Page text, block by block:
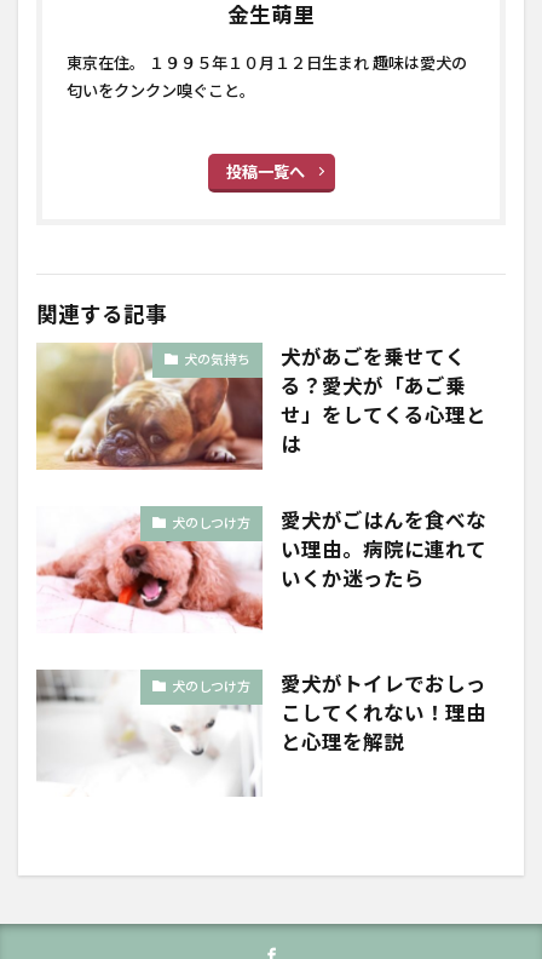
金生萌里
東京在住。 １９９５年１０月１２日生まれ 趣味は愛犬の
匂いをクンクン嗅ぐこと。
投稿一覧へ
関連する記事
犬の気持ち
犬があごを乗せてく
る？愛犬が「あご乗
せ」をしてくる心理と
は
犬のしつけ方
愛犬がごはんを食べな
い理由。病院に連れて
いくか迷ったら
犬のしつけ方
愛犬がトイレでおしっ
こしてくれない！理由
と心理を解説